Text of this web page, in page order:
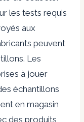
les tests requis
aux
peuvent
Les
à jouer
échantillons
en magasin
des produits